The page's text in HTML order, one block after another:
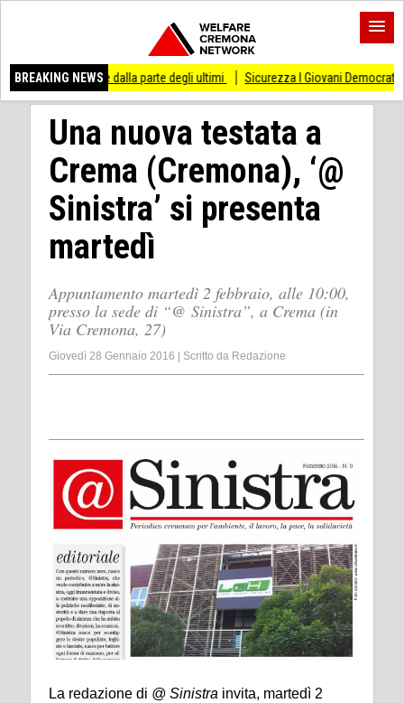
BREAKING NEWS
stare dalla parte degli ultimi Sicurezza I Giovani Democratici ribattono ai
Una nuova testata a
Crema (Cremona), ‘@
Sinistra’ si presenta
martedì
Appuntamento martedì 2 febbraio, alle 10:00,
presso la sede di “@ Sinistra”, a Crema (in
Via Cremona, 27)
Giovedì 28 Gennaio 2016 Scritto da Redazione
La redazione di @ Sinistra invita, martedì 2